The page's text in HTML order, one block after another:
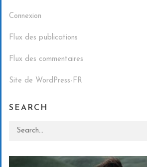
Connexion
Flux des publications
Flux des commentaires
Site de WordPress-FR
SEARCH
Search for: